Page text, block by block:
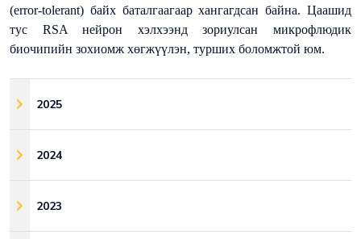
(error-tolerant) байх баталгаагаар хангагдсан байна. Цаашид
тус RSA нейрон хэлхээнд зориулсан микрофлюдик
биочипийн зохиомж хөгжүүлэн, турших боломжтой юм.
2025
2024
2023